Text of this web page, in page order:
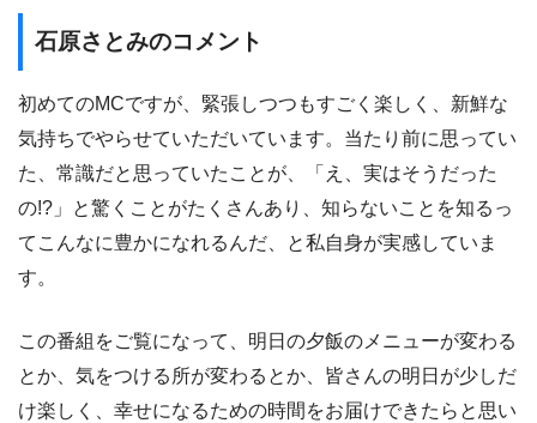
石原さとみのコメント
初めてのMCですが、緊張しつつもすごく楽しく、新鮮な
気持ちでやらせていただいています。当たり前に思ってい
た、常識だと思っていたことが、「え、実はそうだった
の!?」と驚くことがたくさんあり、知らないことを知るっ
てこんなに豊かになれるんだ、と私自身が実感していま
す。
この番組をご覧になって、明日の夕飯のメニューが変わる
とか、気をつける所が変わるとか、皆さんの明日が少しだ
け楽しく、幸せになるための時間をお届けできたらと思い